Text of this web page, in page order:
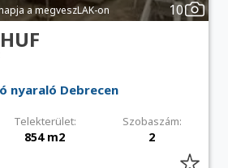
a megveszLAK-on 10
nyaraló Debrecen
Telekterület: Szobaszám:
854 m2 2